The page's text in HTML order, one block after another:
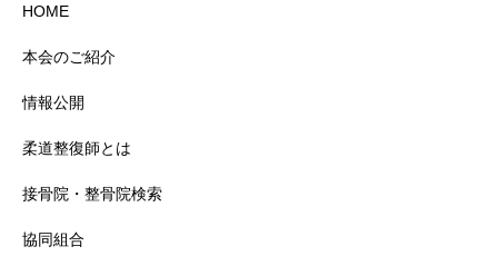
HOME
本会のご紹介
情報公開
柔道整復師とは
接骨院・整骨院検索
協同組合